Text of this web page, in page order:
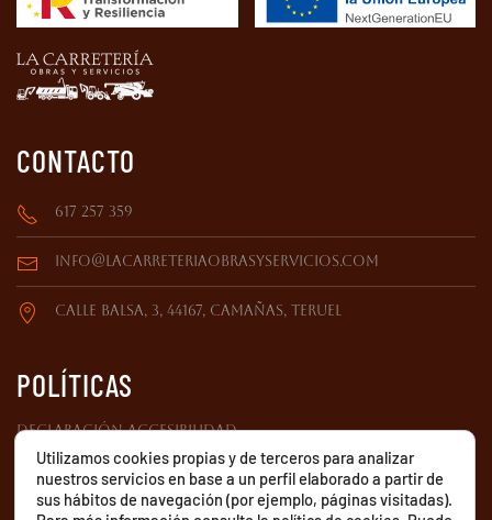
CONTACTO
617 257 359
INFO@LACARRETERIAOBRASYSERVICIOS.COM
CALLE BALSA, 3, 44167, CAMAÑAS, TERUEL
POLÍTICAS
DECLARACIÓN ACCESIBILIDAD
POLÍTICA DE PRIVACIDAD
POLÍTICA DE COOKIES
Utilizamos cookies propias y de terceros para analizar
nuestros servicios en base a un perfil elaborado a partir de
sus hábitos de navegación (por ejemplo, páginas visitadas).